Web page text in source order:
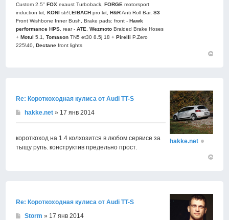
Custom 2.5"FOX exaust Turboback,FORGE motorsport
induction kit,KONI str!t,EIBACH pro kit,H&RAnti Roll Bar,S3
Front Wishbone Inner Bush, Brake pads: front -Hawk
performance HPS , rear -АТЕ ,Wezmoto Braided Brake Hoses
+Motul 5.1,Tomason TN5 et30 8.5j 18 +Pirelli P.Zero
225\40,Dectane front lights
Re: Короткоходная кулиса от Audi TT-S
hakke.net » 17 янв 2014
короткоход на 1.4 колхозится в любом сервисе за
тыщу рупь. конструктив предельно прост.
hakke.net
Re: Короткоходная кулиса от Audi TT-S
Storm » 17 янв 2014